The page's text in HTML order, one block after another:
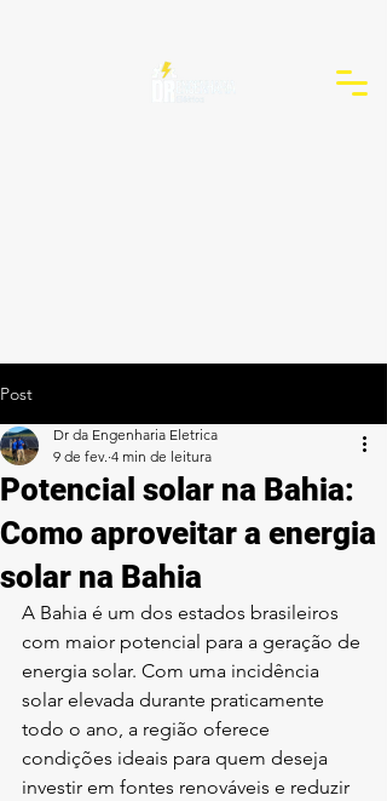
Post
Potencial solar na Bahia:
Como aproveitar a energia
solar na Bahia
Dr da Engenharia Eletrica
9 de fev. 4 min de leitura
A Bahia é um dos estados brasileiros
com maior potencial para a geração de
energia solar. Com uma incidência
solar elevada durante praticamente
todo o ano, a região oferece
condições ideais para quem deseja
investir em fontes renováveis e reduzir